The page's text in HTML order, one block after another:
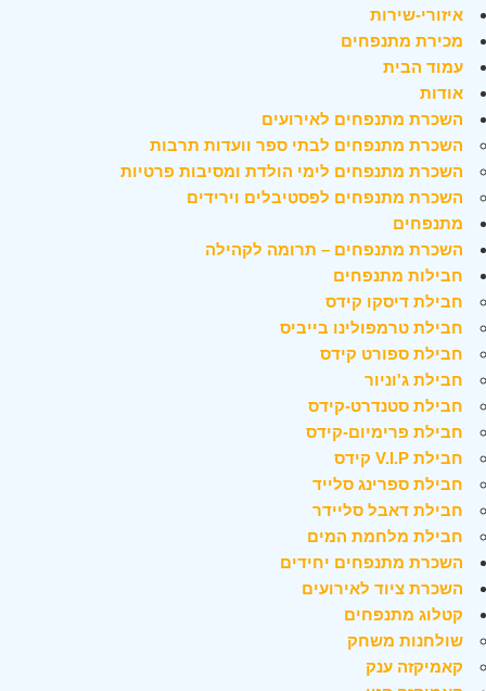
איזורי-שירות
מכירת מתנפחים
עמוד הבית
אודות
השכרת מתנפחים לאירועים
השכרת מתנפחים לבתי ספר וועדות תרבות
השכרת מתנפחים לימי הולדת ומסיבות פרטיות
השכרת מתנפחים לפסטיבלים וירידים
מתנפחים
השכרת מתנפחים – תרומה לקהילה
חבילות מתנפחים
חבילת דיסקו קידס
חבילת טרמפולינו בייביס
חבילת ספורט קידס
חבילת ג'וניור
חבילת סטנדרט-קידס
חבילת פרימיום-קידס
חבילת V.I.P קידס
חבילת ספרינג סלייד
חבילת דאבל סליידר
חבילת מלחמת המים
השכרת מתנפחים יחידים
השכרת ציוד לאירועים
קטלוג מתנפחים
שולחנות משחק
קאמיקזה ענק